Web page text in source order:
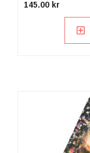
145.00 kr